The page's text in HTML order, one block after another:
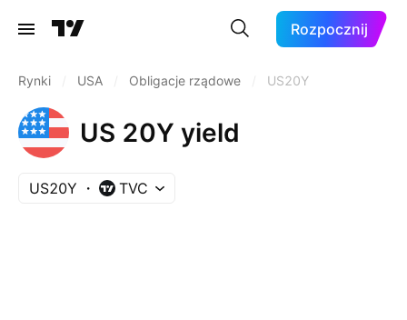
Rozpocznij
Rynki USA Obligacje rządowe US20Y
US 20Y yield
US20Y TVC